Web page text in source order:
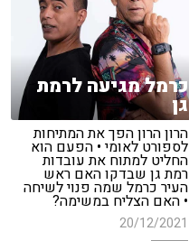
כרמל מגיעה לרמת
גן
הרון הרון הפך את המתיחות
לספורט לאומי • הפעם הוא
החליט למתוח את עובדות
רמת גן שבדקו האם ראש
העיר כרמל שמה פנוי לשיחה
• האם הצליח במשימה?
20/12/2021